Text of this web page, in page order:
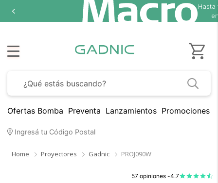
Hasta18 cuotas
en
Ofertas Bomba Preventa Lanzamientos Promociones
Ingresá tu Código Postal
Home Proyectores Gadnic PROJ090W
57 opiniones -4.7